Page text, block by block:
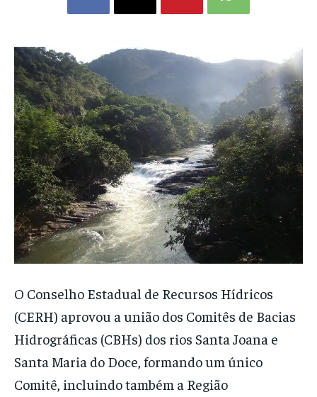
O Conselho Estadual de Recursos Hídricos
(CERH) aprovou a união dos Comitês de Bacias
Hidrográficas (CBHs) dos rios Santa Joana e
Santa Maria do Doce, formando um único
Comitê, incluindo também a Região